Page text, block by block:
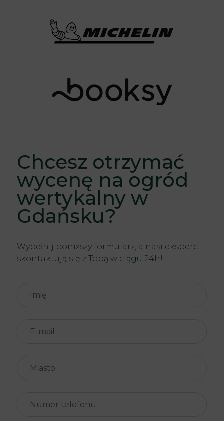
Chcesz otrzymać
wycenę na ogród
wertykalny w
Gdańsku?
Wypełnij poniższy formularz, a nasi eksperci
skontaktują się z Tobą w ciągu 24h!